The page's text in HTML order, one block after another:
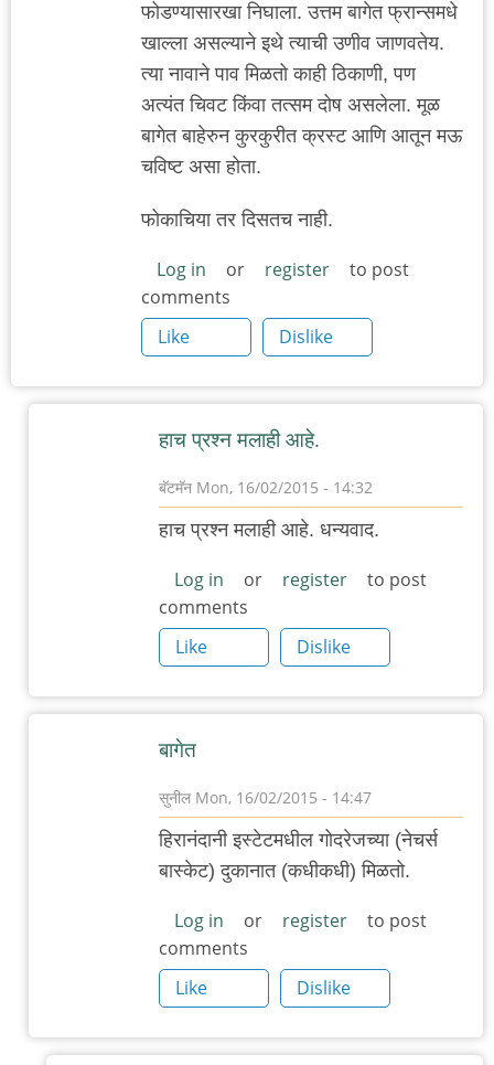
फोडण्यासारखा निघाला. उत्तम बागेत फ्रान्समधे
खाल्ला असल्याने इथे त्याची उणीव जाणवतेय.
त्या नावाने पाव मिळतो काही ठिकाणी, पण
अत्यंत चिवट किंवा तत्सम दोष असलेला. मूळ
बागेत बाहेरुन कुरकुरीत क्रस्ट आणि आतून मऊ
चविष्ट असा होता.
फोकाचिया तर दिसतच नाही.
Log in or register
to post
comments
Like
Dislike
हाच प्रश्न मलाही आहे.
बॅटमॅन Mon, 16/02/2015 - 14:32
In
reply
वेगवेगळे
आंतरराष्ट्रीय
ब्रेड
by
हाच प्रश्न मलाही आहे. धन्यवाद.
Log in or register
to post
comments
Like
Dislike
बागेत
सुनील Mon, 16/02/2015 - 14:47
In
reply
वेगवेगळे
आंतरराष्ट्रीय
ब्रेड
by
गवि
हिरानंदानी इस्टेटमधील गोदरेजच्या (नेचर्स
बास्केट) दुकानात (कधीकधी) मिळतो.
Log in or register
to post
comments
Like
Dislike